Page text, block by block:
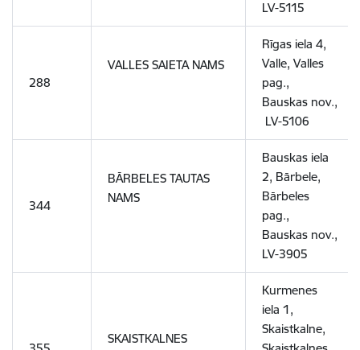
LV-5115
288
VALLES SAIETA NAMS
Rīgas iela 4,
Valle, Valles
pag.,
Bauskas nov.,
LV-5106
344
BĀRBELES TAUTAS
NAMS
Bauskas iela
2, Bārbele,
Bārbeles
pag.,
Bauskas nov.,
LV-3905
SKAISTKALNES
Kurmenes
iela 1,
Skaistkalne,